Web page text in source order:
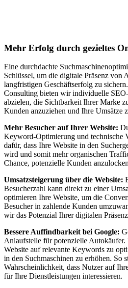
Mehr Erfolg durch gezieltes
Eine durchdachte
Schlüssel, um die digitale Präsenz von
langfristigen Geschäftserfolg zu
Consulting bieten wir individuelle
abzielen, die Sichtbarkeit Ihrer Marke
Kunden anzuziehen und Ihre Umsätze
Mehr Besucher auf Ihrer Website:
Keyword-Optimierung und technische
dafür, dass Ihre Website in den
wird und somit mehr organischen
Chance, potenzielle Kunden
Umsatzsteigerung über die Website:
Besucherzahl kann direkt zu einer
optimieren Ihre Website, um die
Besucher in zahlende Kunden
wir das Potenzial Ihrer digitalen
Bessere Auffindbarkeit bei Google:
Anlaufstelle für potenzielle Autokäufer.
Website auf relevante Keywords zu
in den Suchmaschinen zu erhöhen. So
Wahrscheinlichkeit, dass Nutzer auf
für Ihre Dienstleistungen interessieren.